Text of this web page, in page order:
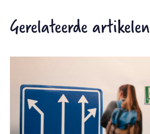
Gerelateerde artikelen